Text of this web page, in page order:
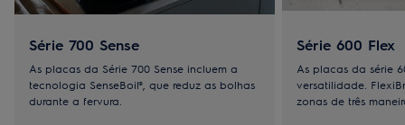
Série 700 Sense
As placas da Série 700 Sense incluem a
tecnologia SenseBoil®, que reduz as bolhas
durante a fervura.
Série 600 Flex
As placas da série
versatilidade.
zonas de três